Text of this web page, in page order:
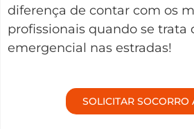
diferença de contar com os
profissionais quando se trata
emergencial nas estradas!
SOLICITAR SOCORRO